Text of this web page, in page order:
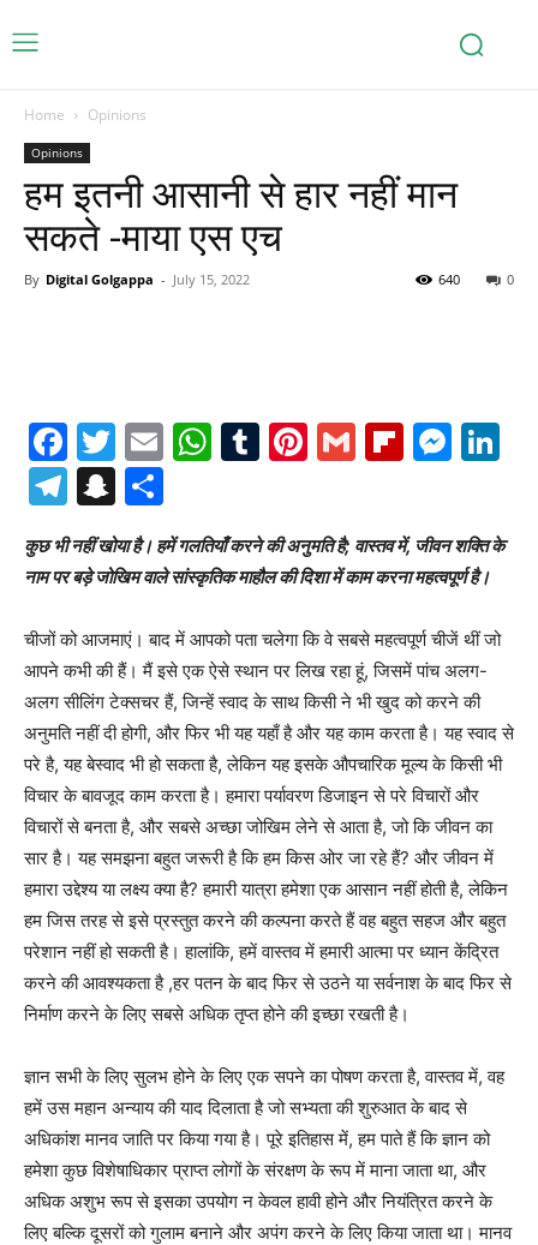
Home Opinions
Opinions
हम इतनी आसानी से हार नहीं मान
सकते -माया एस एच
By Digital Golgappa - July 15, 2022 0
640
Facebook
Twitter
EmailWhatsApp
Tumblr
Pinterest
Gmail
Telegram
Snapchat
कुछ भी नहीं खोया है। हमें गलतियाँ करने की अनुमति है; वास्तव में, जीवन शक्ति के
नाम पर बड़े जोखिम वाले सांस्कृतिक माहौल की दिशा में काम करना महत्वपूर्ण है।
चीजों को आजमाएं। बाद में आपको पता चलेगा कि वे सबसे महत्वपूर्ण चीजें थीं जो
आपने कभी की हैं। मैं इसे एक ऐसे स्थान पर लिख रहा हूं, जिसमें पांच अलग-
अलग सीलिंग टेक्सचर हैं, जिन्हें स्वाद के साथ किसी ने भी खुद को करने की
अनुमति नहीं दी होगी, और फिर भी यह यहाँ है और यह काम करता है। यह स्वाद से
परे है, यह बेस्वाद भी हो सकता है, लेकिन यह इसके औपचारिक मूल्य के किसी भी
विचार के बावजूद काम करता है। हमारा पर्यावरण डिजाइन से परे विचारों और
विचारों से बनता है, और सबसे अच्छा जोखिम लेने से आता है, जो कि जीवन का
सार है। यह समझना बहुत जरूरी है कि हम किस ओर जा रहे हैं? और जीवन में
हमारा उद्देश्य या लक्ष्य क्या है? हमारी यात्रा हमेशा एक आसान नहीं होती है, लेकिन
हम जिस तरह से इसे प्रस्तुत करने की कल्पना करते हैं वह बहुत सहज और बहुत
परेशान नहीं हो सकती है। हालांकि, हमें वास्तव में हमारी आत्मा पर ध्यान केंद्रित
करने की आवश्यकता है ,हर पतन के बाद फिर से उठने या सर्वनाश के बाद फिर से
निर्माण करने के लिए सबसे अधिक तृप्त होने की इच्छा रखती है।
ज्ञान सभी के लिए सुलभ होने के लिए एक सपने का पोषण करता है, वास्तव में, वह
हमें उस महान अन्याय की याद दिलाता है जो सभ्यता की शुरुआत के बाद से
अधिकांश मानव जाति पर किया गया है। पूरे इतिहास में, हम पाते हैं कि ज्ञान को
हमेशा कुछ विशेषाधिकार प्राप्त लोगों के संरक्षण के रूप में माना जाता था, और
अधिक अशुभ रूप से इसका उपयोग न केवल हावी होने और नियंत्रित करने के
लिए बल्कि दूसरों को गुलाम बनाने और अपंग करने के लिए किया जाता था। मानव